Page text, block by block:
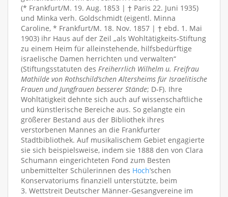
(* Frankfurt/M. 19. Aug. 1853 | † Paris 22. Juni 1935)
und Minka verh. Goldschmidt (eigentl. Minna
Caroline, * Frankfurt/M. 18. Nov. 1857 | † ebd. 1. Mai
1903) ihr Haus auf der Zeil „als Wohltätigkeits-Stiftung
zu einem Heim für alleinstehende, hilfsbedürftige
israelische Damen herrichten und verwalten“
(Stiftungsstatuten des Freiherrlich Wilhelm u. Freifrau
Mathilde von Rothschild’schen Altersheims für Israelitische
Frauen und Jungfrauen besserer Stände; D-F). Ihre
Wohltätigkeit dehnte sich auch auf wissenschaftliche
und künstlerische Bereiche aus. So gelangte ein
größerer Bestand aus der Bibliothek ihres
verstorbenen Mannes an die Frankfurter
Stadtbibliothek. Auf musikalischem Gebiet engagierte
sie sich beispielsweise, indem sie 1888 den von Clara
Schumann eingerichteten Fond zum Besten
unbemittelter Schülerinnen des Hoch’schen
Konservatoriums finanziell unterstützte, beim
3. Wettstreit Deutscher Männer-Gesangvereine im